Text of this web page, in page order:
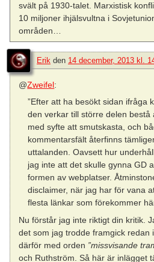
svält på 1930-talet. Marxistisk
10 miljoner ihjälsvultna i
områden…
Erik den 14 december, 2013 kl.
@Zweifel:
”Efter att ha besökt sidan ifråga
den verkar till större delen bestå
med syfte att smutskasta, och
kommentarsfält återfinns
uttalanden. Oavsett hur
jag inte att det skulle gynna GD
formen av webplatser.
disclaimer, när jag har för vana
flesta länkar som förekommer
Nu förstår jag inte riktigt din kritik.
det som jag trodde framgick redan
därför med orden ”missvisande
och Ruthström. Så här är inlägget